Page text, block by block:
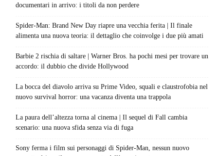
documentari in arrivo: i titoli da non perdere
Spider-Man: Brand New Day riapre una vecchia ferita | Il finale
alimenta una nuova teoria: il dettaglio che coinvolge i due più amati
Barbie 2 rischia di saltare | Warner Bros. ha pochi mesi per trovare un
accordo: il dubbio che divide Hollywood
La bocca del diavolo arriva su Prime Video, squali e claustrofobia nel
nuovo survival horror: una vacanza diventa una trappola
La paura dell’altezza torna al cinema | Il sequel di Fall cambia
scenario: una nuova sfida senza via di fuga
Sony ferma i film sui personaggi di Spider-Man, nessun nuovo